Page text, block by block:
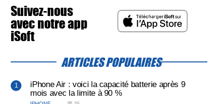
Suivez-nous
avec notre app
iSoft
ARTICLES POPULAIRES
iPhone Air : voici la capacité batterie après 9
mois avec la limite à 90 %